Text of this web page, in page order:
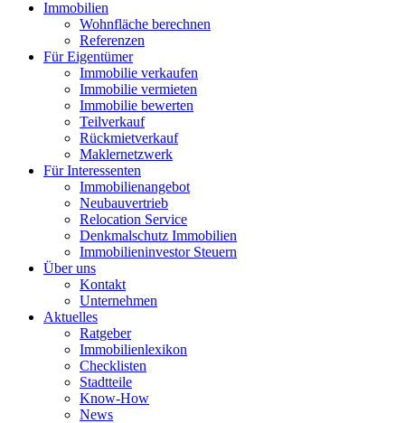
Immobilien
Wohnfläche berechnen
Referenzen
Für Eigentümer
Immobilie verkaufen
Immobilie vermieten
Immobilie bewerten
Teilverkauf
Rückmietverkauf
Maklernetzwerk
Für Interessenten
Immobilienangebot
Neubauvertrieb
Relocation Service
Denkmalschutz Immobilien
Immobilieninvestor Steuern
Über uns
Kontakt
Unternehmen
Aktuelles
Ratgeber
Immobilienlexikon
Checklisten
Stadtteile
Know-How
News